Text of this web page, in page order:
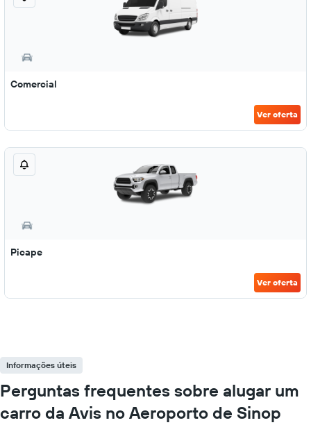
Comercial
Ver oferta
Picape
Ver oferta
Informações úteis
Perguntas frequentes sobre alugar um
carro da Avis no Aeroporto de Sinop